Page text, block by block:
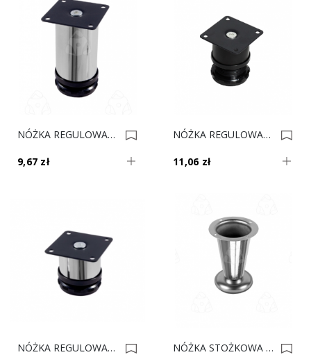
NÓŻKA REGULOWANA H-10 Cm Chrom Fi-50 0021342
9,67 zł
NÓŻKA REGULOWANA H- 5 Cm Czarna Fi-50 0021341
11,06 zł
NÓŻKA REGULOWANA H- 5 Cm Chrom Fi-50 0021340 NÓŻKA STOŻKOWA REGULOWANA H-10 Cm Chrom AC292-0-CHR (NZ 09) 0021339